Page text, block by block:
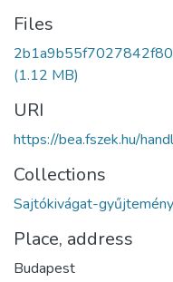
Files
(1.12 MB)
URI
https://bea.fszek.hu/
Collections
Sajtókivágat-gyűjtemény
Place, address
Budapest